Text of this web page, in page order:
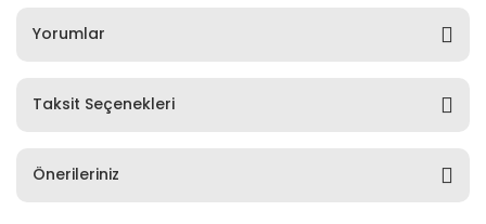
Yorumlar
Taksit Seçenekleri
Önerileriniz